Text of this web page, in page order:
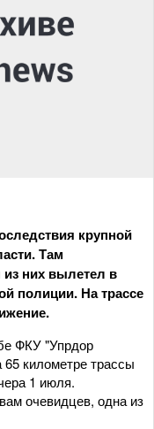
крупной
Там
них вылетел в
полиции. На трассе
ФКУ "Упрдор
километре трассы
1 июля.
очевидцев, одна из